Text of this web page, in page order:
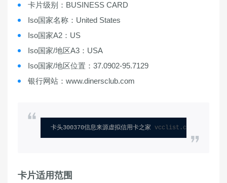
卡片级别：BUSINESS CARD
Iso国家名称：United States
Iso国家A2：US
Iso国家/地区A3：USA
Iso国家/地区位置：37.0902-95.7129
银行网站：www.dinersclub.com
卡头300370信息来源虚拟信用卡之家 vcclist.com
卡片适用范围